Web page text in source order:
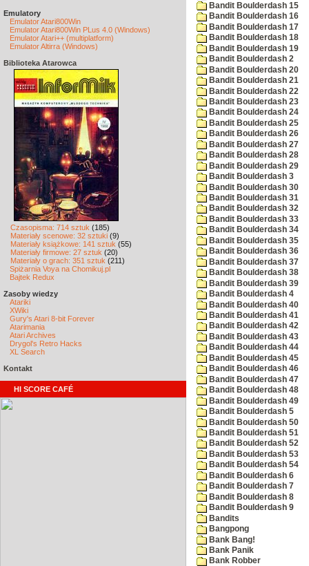
Emulatory
Emulator Atari800Win
Emulator Atari800Win PLus 4.0 (Windows)
Emulator Atari++ (multiplatform)
Emulator Altirra (Windows)
Biblioteka Atarowca
Czasopisma: 714 sztuk (185)
Materiały scenowe: 32 sztuki (9)
Materiały książkowe: 141 sztuk (55)
Materiały firmowe: 27 sztuk (20)
Materiały o grach: 351 sztuk (211)
Spiżarnia Voya na Chomikuj.pl
Bajtek Redux
Zasoby wiedzy
Atariki
XWiki
Gury's Atari 8-bit Forever
Atarimania
Atari Archives
Drygol's Retro Hacks
XL Search
Kontakt
HI SCORE CAFÉ
Bandit Boulderdash 15
Bandit Boulderdash 16
Bandit Boulderdash 17
Bandit Boulderdash 18
Bandit Boulderdash 19
Bandit Boulderdash 2
Bandit Boulderdash 20
Bandit Boulderdash 21
Bandit Boulderdash 22
Bandit Boulderdash 23
Bandit Boulderdash 24
Bandit Boulderdash 25
Bandit Boulderdash 26
Bandit Boulderdash 27
Bandit Boulderdash 28
Bandit Boulderdash 29
Bandit Boulderdash 3
Bandit Boulderdash 30
Bandit Boulderdash 31
Bandit Boulderdash 32
Bandit Boulderdash 33
Bandit Boulderdash 34
Bandit Boulderdash 35
Bandit Boulderdash 36
Bandit Boulderdash 37
Bandit Boulderdash 38
Bandit Boulderdash 39
Bandit Boulderdash 4
Bandit Boulderdash 40
Bandit Boulderdash 41
Bandit Boulderdash 42
Bandit Boulderdash 43
Bandit Boulderdash 44
Bandit Boulderdash 45
Bandit Boulderdash 46
Bandit Boulderdash 47
Bandit Boulderdash 48
Bandit Boulderdash 49
Bandit Boulderdash 5
Bandit Boulderdash 50
Bandit Boulderdash 51
Bandit Boulderdash 52
Bandit Boulderdash 53
Bandit Boulderdash 54
Bandit Boulderdash 6
Bandit Boulderdash 7
Bandit Boulderdash 8
Bandit Boulderdash 9
Bandits
Bangpong
Bank Bang!
Bank Panik
Bank Robber